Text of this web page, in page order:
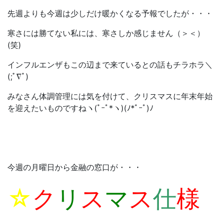
先週よりも今週は少しだけ暖かくなる予報でしたが・・・
寒さには勝てない私には、寒さしか感じません（＞＜）
(笑)
インフルエンザもこの辺まで来ているとの話もチラホラ＼
(;ﾟ∇ﾟ)
みなさん体調管理には気を付けて、クリスマスに年末年始
を迎えたいものですねヽ(ﾟｰﾟ*ヽ)(ﾉ*ﾟｰﾟ)ﾉ
今週の月曜日から金融の窓口が・・・
☆ク リ スマス仕様